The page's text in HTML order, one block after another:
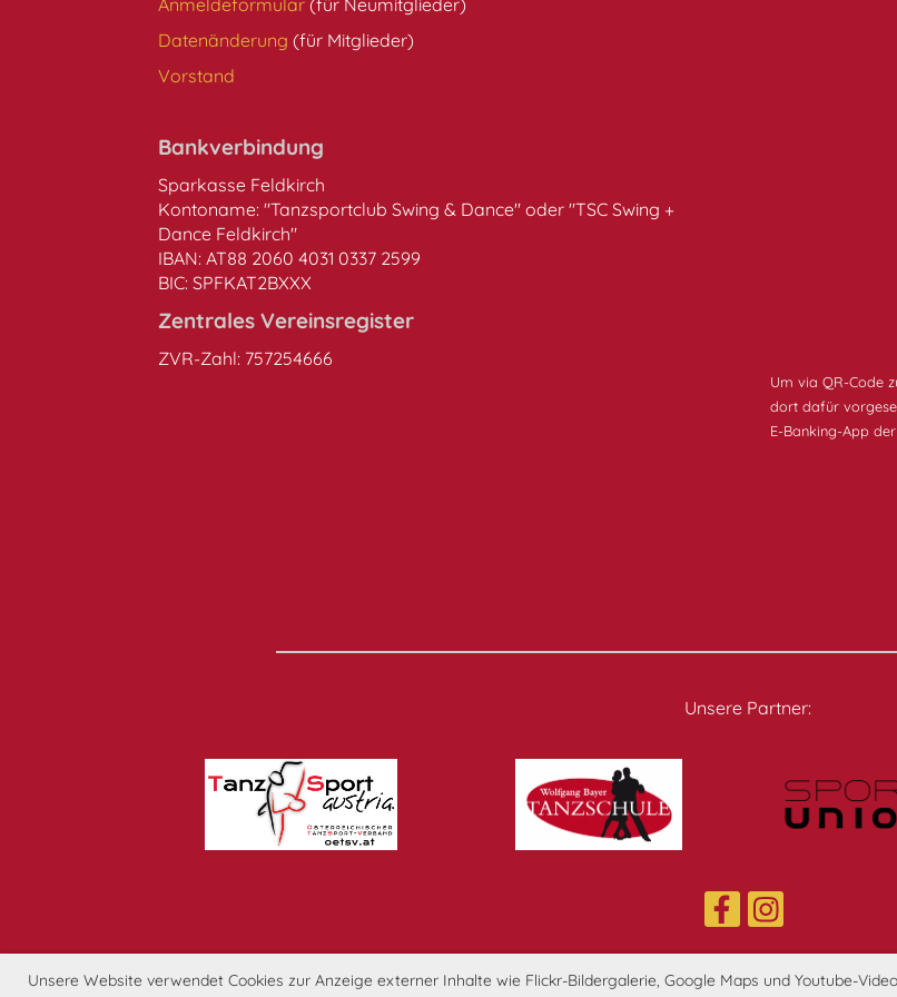
Unsere Website verwendet Cookies zur Anzeige externer Inhalte wie Flickr-Bildergalerie, Google Maps und Youtube-
Anmeldeformular (für Neumitglieder)
Datenänderung (für Mitglieder)
Vorstand
Bankverbindung
Sparkasse Feldkirch
Kontoname: "Tanzsportclub Swing & Dance" oder "TSC Swing +
Dance Feldkirch"
IBAN: AT88 2060 4031 0337 2599
BIC: SPFKAT2BXXX
Zentrales Vereinsregister
ZVR-Zahl: 757254666
Um via QR-Code
dort dafür
E-Banking-App
Unsere Partner:
Impressum|Datenschutz